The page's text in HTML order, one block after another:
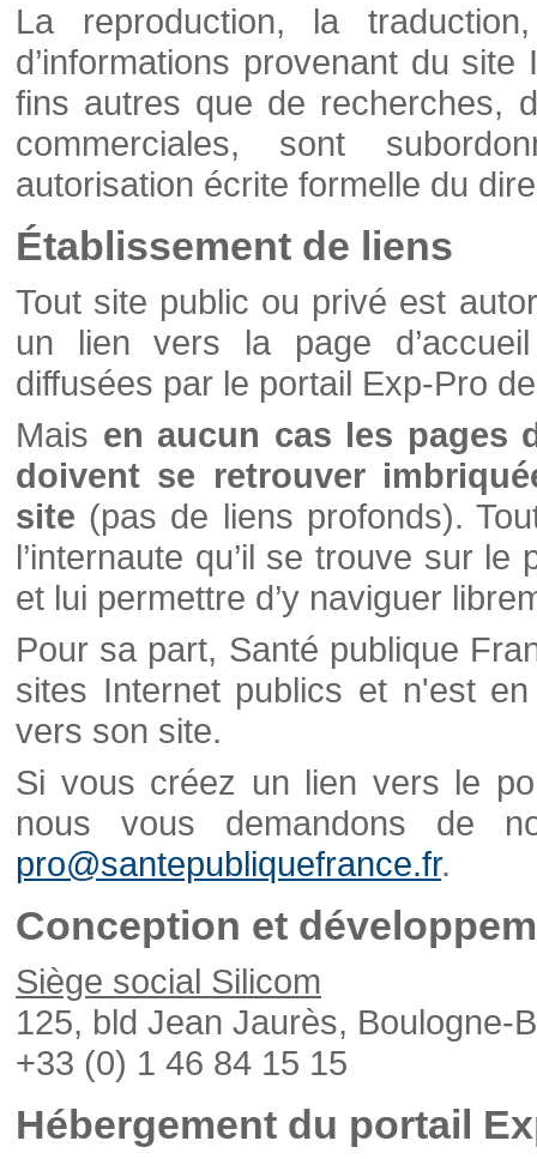
La reproduction, la
d’informations provenant du
fins autres que de recherches,
commerciales, sont
autorisation écrite formelle du
Établissement de liens
Tout site public ou privé est
un lien vers la page
diffusées par le portail Exp-Pro
Mais en aucun cas les pages
doivent se retrouver
site (pas de liens profonds).
l’internaute qu’il se trouve sur
et lui permettre d’y naviguer
Pour sa part, Santé publique
sites Internet publics et n'est
vers son site.
Si vous créez un lien vers le
nous vous demandons de
pro@santepubliquefrance.fr.
Conception et
Siège social Silicom
125, bld Jean Jaurès, Boulogne-
+33 (0) 1 46 84 15 15
Hébergement du portail